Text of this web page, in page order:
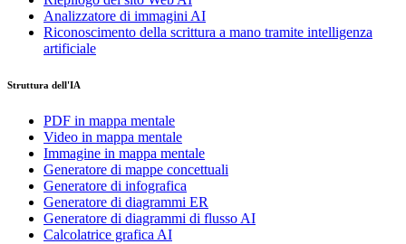
Analizzatore di immagini AI
Riconoscimento della scrittura a mano tramite intelligenza
artificiale
Struttura dell'IA
PDF in mappa mentale
Video in mappa mentale
Immagine in mappa mentale
Generatore di mappe concettuali
Generatore di infografica
Generatore di diagrammi ER
Generatore di diagrammi di flusso AI
Calcolatrice grafica AI